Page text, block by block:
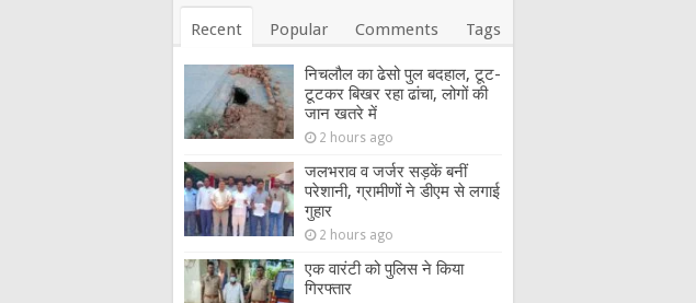
Recent Popular Comments Tags
निचलौल का ढेसो पुल बदहाल, टूट-
टूटकर बिखर रहा ढांचा, लोगों की
जान खतरे में
2 hours ago
जलभराव व जर्जर सड़कें बनीं
परेशानी, ग्रामीणों ने डीएम से लगाई
गुहार
2 hours ago
एक वारंटी को पुलिस ने किया
गिरफ्तार